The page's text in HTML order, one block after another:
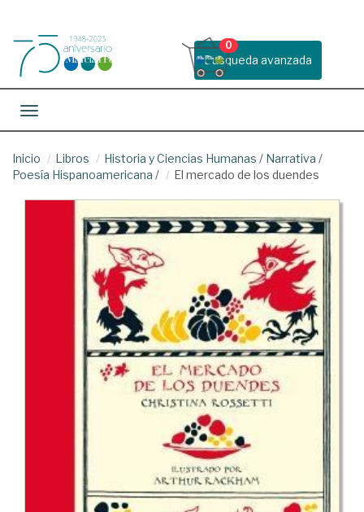
Busqueda avanzada
0
Toggle navigation
Inicio Libros Historia y Ciencias Humanas / Narrativa /
Poesía Hispanoamericana / El mercado de los duendes